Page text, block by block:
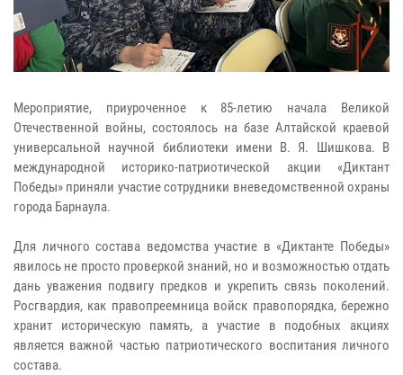
Мероприятие, приуроченное к 85-летию начала Великой
Отечественной войны, состоялось на базе Алтайской краевой
универсальной научной библиотеки имени В. Я. Шишкова. В
международной историко-патриотической акции «Диктант
Победы» приняли участие сотрудники вневедомственной охраны
города Барнаула.
Для личного состава ведомства участие в «Диктанте Победы»
явилось не просто проверкой знаний, но и возможностью отдать
дань уважения подвигу предков и укрепить связь поколений.
Росгвардия, как правопреемница войск правопорядка, бережно
хранит историческую память, а участие в подобных акциях
является важной частью патриотического воспитания личного
состава.